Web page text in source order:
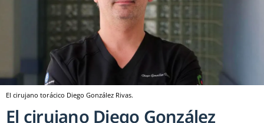
El cirujano torácico Diego González Rivas.
El cirujano Diego González